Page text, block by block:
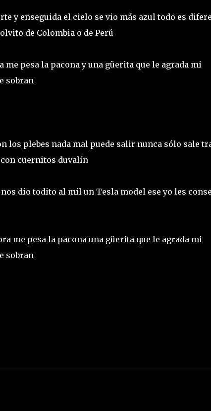
y enseguida el cielo se vio más azul todo es
de Colombia o de Perú
me pesa la pacona y una güerita que le agrada mi
sobran
los plebes nada mal puede salir nunca sólo sale
cuernitos duvalín
dio todito al mil un Tesla model ese yo les
me pesa la pacona una güerita que le agrada mi
sobran